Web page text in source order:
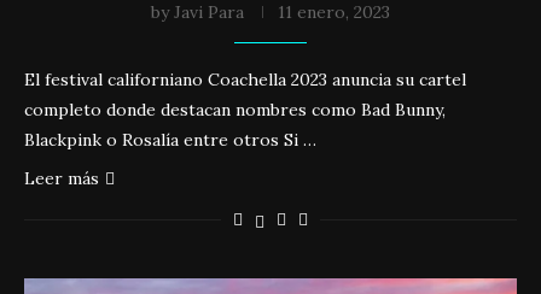
byJavi Para 11 enero, 2023
El festival californiano Coachella 2023 anuncia su cartel
completo donde destacan nombres como Bad Bunny,
Blackpink o Rosalía entre otros Si …
Leer más